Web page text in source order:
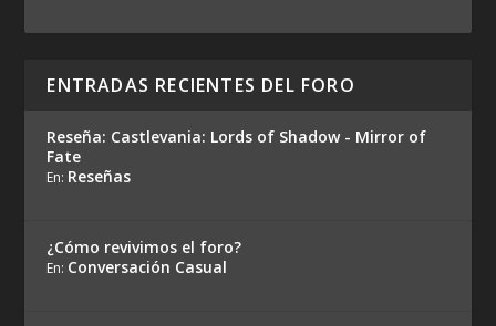
ENTRADAS RECIENTES DEL FORO
Reseña: Castlevania: Lords of Shadow - Mirror of
Fate
En: Reseñas
¿Cómo revivimos el foro?
En: Conversación Casual